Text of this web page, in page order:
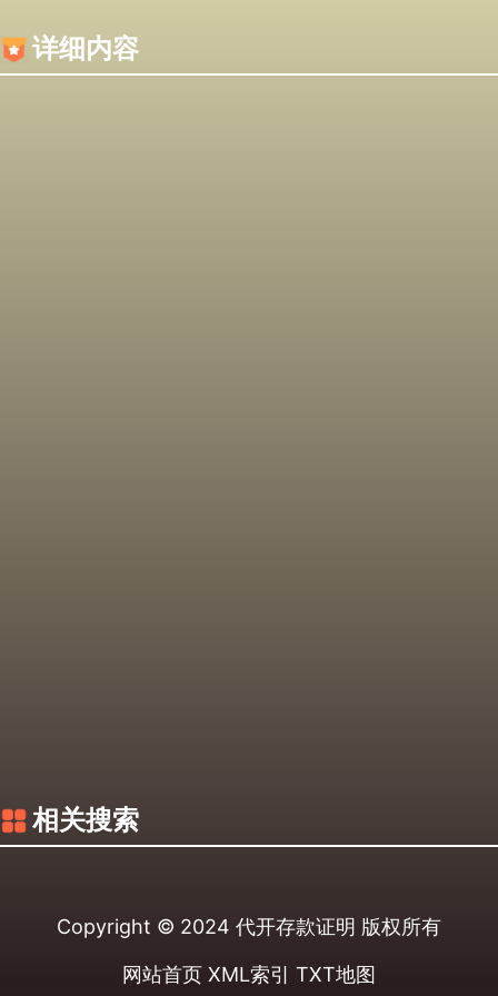
详细内容
相关搜索
Copyright © 2024 代开存款证明 版权所有
网站首页 XML索引 TXT地图